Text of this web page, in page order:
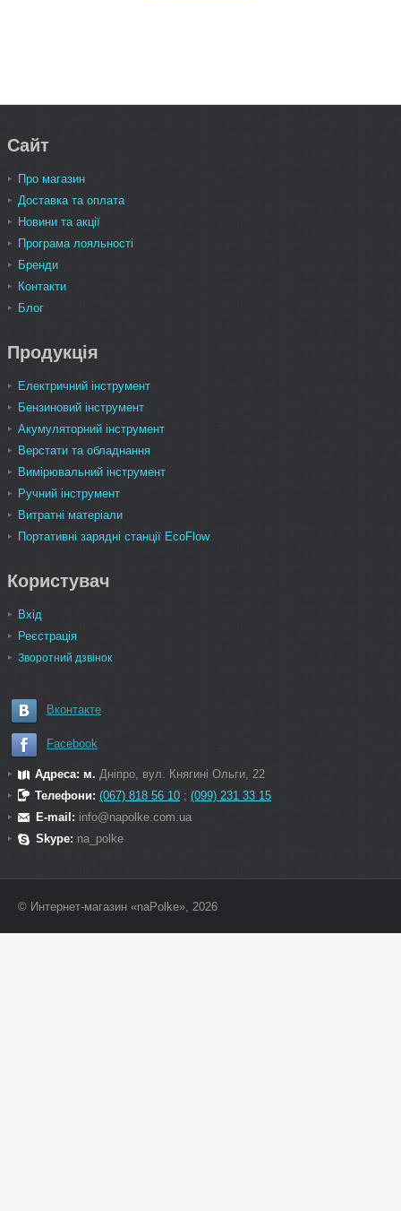
Сайт
Про магазин
Доставка та оплата
Новини та акції
Програма лояльності
Бренди
Контакти
Блог
Продукція
Електричний інструмент
Бензиновий інструмент
Акумуляторний інструмент
Верстати та обладнання
Вимірювальний інструмент
Ручний інструмент
Витратні матеріали
Портативні зарядні станції EcoFlow
Користувач
Вхід
Реєстрація
Зворотний дзвінок
Вконтакте
Facebook
Адреса: м. Дніпро, вул. Княгині Ольги, 22
Телефони: (067) 818 56 10 ; (099) 231 33 15
E-mail: info@napolke.com.ua
Skype: na_polke
© Интернет-магазин «naPolke», 2026